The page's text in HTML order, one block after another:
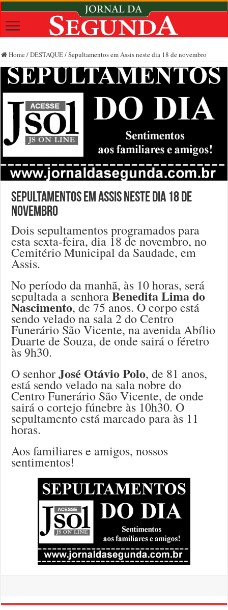
Home /DESTAQUE/Sepultamentos em Assis neste dia 18 de novembro
Sepultamentos em Assis neste dia 18 de
novembro
Dois sepultamentos programados para
esta sexta-feira, dia 18 de novembro, no
Cemitério Municipal da Saudade, em
Assis.
No período da manhã, às 10 horas, será
sepultada a senhoraBenedita Lima do
Nascimento, de 75 anos. O corpo está
sendo velado na sala 2 do Centro
Funerário São Vicente, na avenida Abílio
Duarte de Souza, de onde sairá o féretro
às 9h30.
O senhorJosé Otávio Polo, de 81 anos,
está sendo velado na sala nobre do
Centro Funerário São Vicente, de onde
sairá o cortejo fúnebre às 10h30. O
sepultamento está marcado para às 11
horas.
Aos familiares e amigos, nossos
sentimentos!